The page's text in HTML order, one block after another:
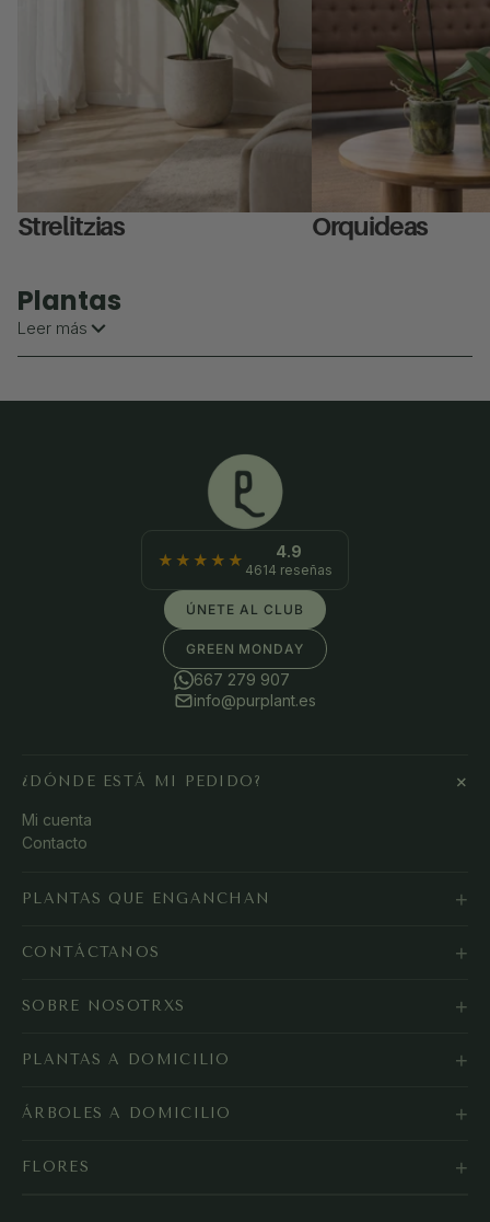
Strelitzias Orquideas
Plantas
Leer más
★★★★★ 4.9
4614 reseñas
ÚNETE AL CLUB
GREEN MONDAY
667 279 907
info@purplant.es
¿DÓNDE ESTÁ MI PEDIDO? +
Mi cuenta
Contacto
PLANTAS QUE ENGANCHAN +
CONTÁCTANOS +
SOBRE NOSOTRXS +
PLANTAS A DOMICILIO +
ÁRBOLES A DOMICILIO +
FLORES +